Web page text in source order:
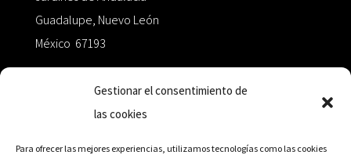
Gestionar el consentimiento de
las cookies
Para ofrecer las mejores experiencias, utilizamos tecnologías como las cookies
Guadalupe, Nuevo León
México 67193
+52 811.499.5638